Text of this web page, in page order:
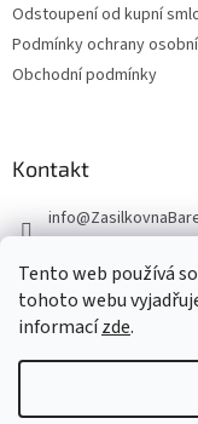
Tento web používá
tohoto webu
informacízde.
Odstoupení od kupní
Podmínky ochrany
Obchodní podmínky
Kontakt
info@